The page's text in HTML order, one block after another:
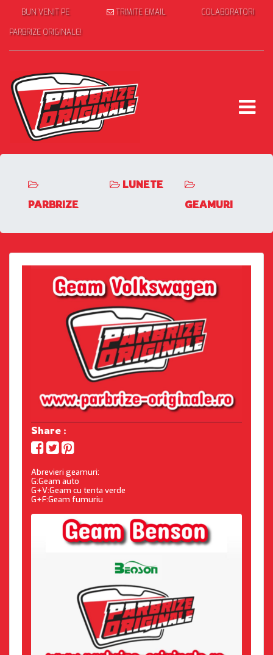
BUN VENIT PE
PARBRIZE ORIGINALE!
TRIMITE EMAIL COLABORATORI
PARBRIZE
LUNETE
GEAMURI
Share :
Abrevieri geamuri:
G:Geam auto
G+V:Geam cu tenta verde
G+F:Geam fumuriu